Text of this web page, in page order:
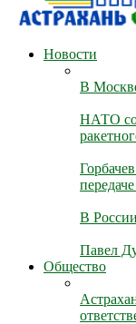
Новости
В
НАТО
В
Павел
Общество